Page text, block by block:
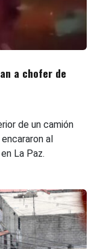
a chofer de
de un camión
al
La Paz.